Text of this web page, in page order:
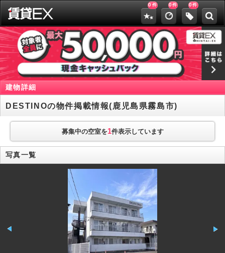
0 件 0件 0件
建物詳細
DESTINOの物件掲載情報(鹿児島県霧島市)
募集中の空室を1件表示しています
写真一覧